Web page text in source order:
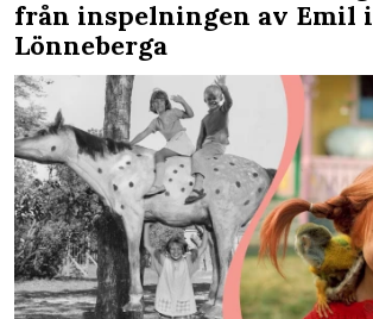
från inspelningen av Emil i
Lönneberga